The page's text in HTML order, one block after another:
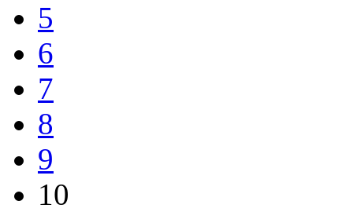
5
6
7
8
9
10